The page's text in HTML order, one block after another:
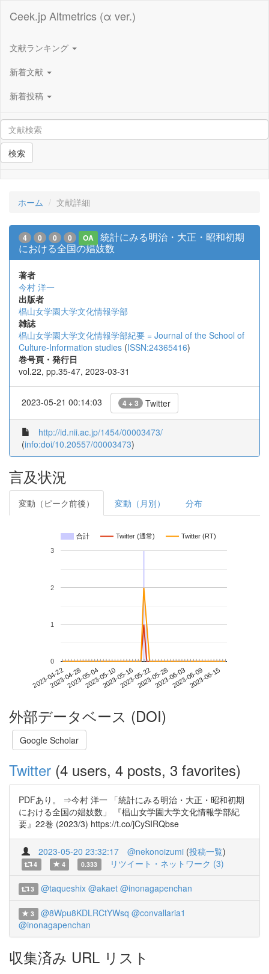
Ceek.jp Altmetrics (α ver.)
文献ランキング
新着文献
新着投稿
検索
ホーム 文献詳細
4 0 0 0 OA
統計にみる明治・大正・昭和初期
における全国の娼妓数
著者
今村 洋一
出版者
椙山女学園大学文化情報学部
雑誌
椙山女学園大学文化情報学部紀要 = Journal of the School of
Culture-Information studies (ISSN:24365416)
巻号頁・発行日
vol.22, pp.35-47, 2023-03-31
2023-05-21 00:14:03 4 + 3 Twitter
http://id.nii.ac.jp/1454/00003473/
(info:doi/10.20557/00003473)
言及状況
変動（ピーク前後） 変動（月別） 分布
合計 Twitter (通常) Twitter (RT)
2023-04-222023-04-282023-05-042023-05-102023-05-162023-05-222023-05-282023-06-032023-06-092023-06-15
0
1
2
3
外部データベース (DOI)
Google Scholar
Twitter (4 users, 4 posts, 3 favorites)
PDFあり。 ⇒今村 洋一 「統計にみる明治・大正・昭和初期
における全国の娼妓数」 『椙山女学園大学文化情報学部紀
要』22巻 (2023/3) https://t.co/jCySIRQbse
2023-05-20 23:32:17 @nekonoizumi (投稿一覧)
4 4 0.333 リツイート・ネットワーク (3)
3 @taqueshix @akaet @inonagapenchan
3 @8Wpu8KDLRCtYWsq @convallaria1
@inonagapenchan
収集済み URL リスト